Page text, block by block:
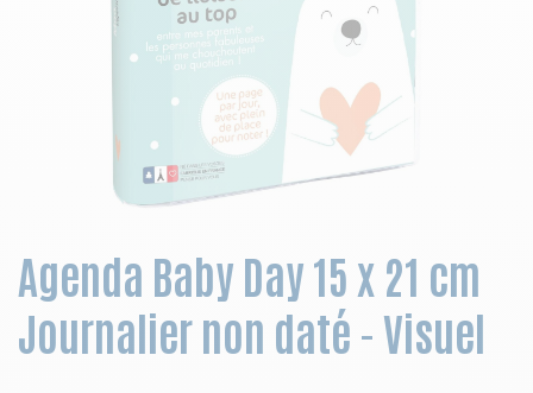
Agenda Baby Day 15 x 21 cm
Journalier non daté - Visuel